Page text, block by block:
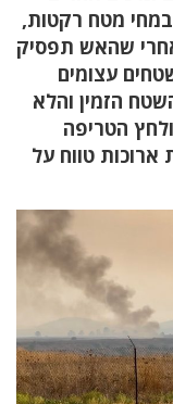
מטח רקטות,
שהאש תפסיק
עצומים
הזמין והלא
הטריפה
טווח על